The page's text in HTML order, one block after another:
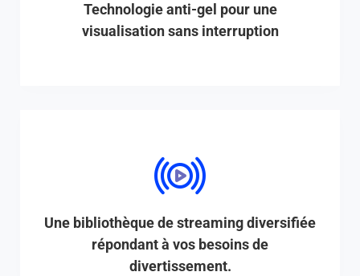
Technologie anti-gel pour une
visualisation sans interruption
Une bibliothèque de streaming diversifiée
répondant à vos besoins de
divertissement.